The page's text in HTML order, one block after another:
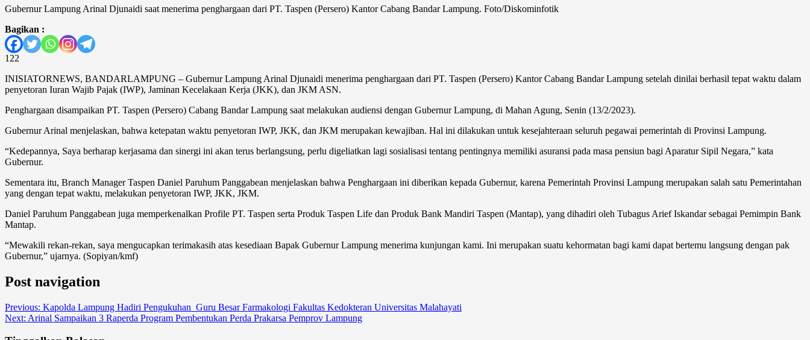
Gubernur Lampung Arinal Djunaidi saat menerima penghargaan dari PT. Taspen (Persero) Kantor Cabang Bandar Lampung. Foto/Diskominfotik
Bagikan :
122
INISIATORNEWS, BANDARLAMPUNG – Gubernur Lampung Arinal Djunaidi menerima penghargaan dari PT. Taspen (Persero) Kantor Cabang Bandar Lampung setelah dinilai berhasil tepat waktu dalam
penyetoran Iuran Wajib Pajak (IWP), Jaminan Kecelakaan Kerja (JKK), dan JKM ASN.
Penghargaan disampaikan PT. Taspen (Persero) Cabang Bandar Lampung saat melakukan audiensi dengan Gubernur Lampung, di Mahan Agung, Senin (13/2/2023).
Gubernur Arinal menjelaskan, bahwa ketepatan waktu penyetoran IWP, JKK, dan JKM merupakan kewajiban. Hal ini dilakukan untuk kesejahteraan seluruh pegawai pemerintah di Provinsi Lampung.
“Kedepannya, Saya berharap kerjasama dan sinergi ini akan terus berlangsung, perlu digeliatkan lagi sosialisasi tentang pentingnya memiliki asuransi pada masa pensiun bagi Aparatur Sipil Negara,” kata
Gubernur.
Sementara itu, Branch Manager Taspen Daniel Paruhum Panggabean menjelaskan bahwa Penghargaan ini diberikan kepada Gubernur, karena Pemerintah Provinsi Lampung merupakan salah satu Pemerintahan
yang dengan tepat waktu, melakukan penyetoran IWP, JKK, JKM.
Daniel Paruhum Panggabean juga memperkenalkan Profile PT. Taspen serta Produk Taspen Life dan Produk Bank Mandiri Taspen (Mantap), yang dihadiri oleh Tubagus Arief Iskandar sebagai Pemimpin Bank
Mantap.
“Mewakili rekan-rekan, saya mengucapkan terimakasih atas kesediaan Bapak Gubernur Lampung menerima kunjungan kami. Ini merupakan suatu kehormatan bagi kami dapat bertemu langsung dengan pak
Gubernur,” ujarnya. (Sopiyan/kmf)
Post navigation
Previous: Kapolda Lampung Hadiri Pengukuhan Guru Besar Farmakologi Fakultas Kedokteran Universitas Malahayati
Next: Arinal Sampaikan 3 Raperda Program Pembentukan Perda Prakarsa Pemprov Lampung